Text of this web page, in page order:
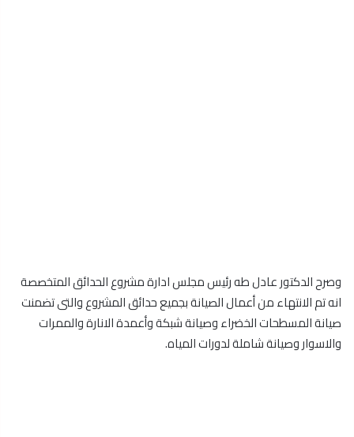
وصرح الدكتور عادل طه رئيس مجلس ادارة مشروع الحدائق المتخصصة
انه تم الانتهاء من أعمال الصيانة بجميع حدائق المشروع والتى تضمنت
صيانة المسطحات الخضراء وصيانة شبكة وأعمدة الانارة والممرات
والاسوار وصيانة شاملة لدورات المياه.